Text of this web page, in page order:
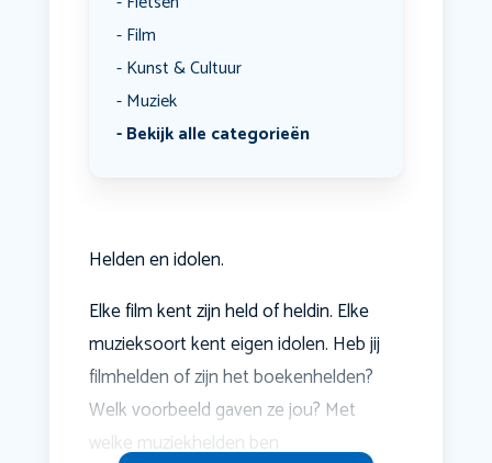
Film
Kunst & Cultuur
Muziek
Bekijk alle categorieën
Helden en idolen.
Elke film kent zijn held of heldin. Elke
muzieksoort kent eigen idolen. Heb jij
filmhelden of zijn het boekenhelden?
Welk voorbeeld gaven ze jou? Met
welke muziekhelden ben